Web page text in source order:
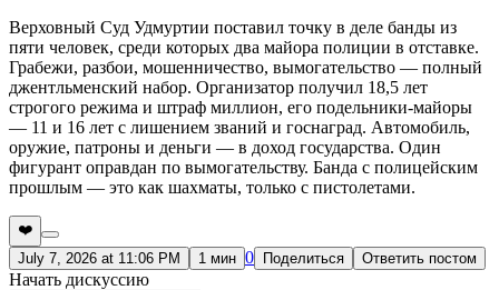
Верховный Суд Удмуртии поставил точку в деле банды из
пяти человек, среди которых два майора полиции в отставке.
Грабежи, разбои, мошенничество, вымогательство — полный
джентльменский набор. Организатор получил 18,5 лет
строгого режима и штраф миллион, его подельники-майоры
— 11 и 16 лет с лишением званий и госнаград. Автомобиль,
оружие, патроны и деньги — в доход государства. Один
фигурант оправдан по вымогательству. Банда с полицейским
прошлым — это как шахматы, только с пистолетами.
❤️
July 7, 2026 at 11:06 PM
1 мин 0 Поделиться Ответить постом
Начать дискуссию